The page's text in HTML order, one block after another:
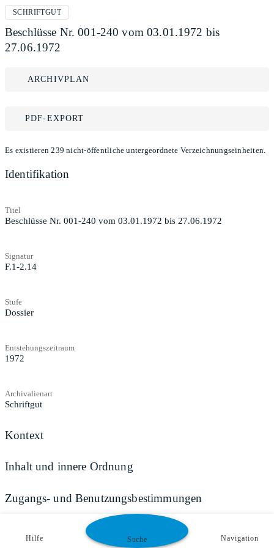
SCHRIFTGUT
Beschlüsse Nr. 001-240 vom 03.01.1972 bis
27.06.1972
ARCHIVPLAN
PDF-EXPORT
Es existieren 239 nicht-öffentliche untergeordnete Verzeichnungseinheiten.
Identifikation
Titel
Beschlüsse Nr. 001-240 vom 03.01.1972 bis 27.06.1972
Signatur
F.1-2.14
Stufe
Dossier
Entstehungszeitraum
1972
Archivalienart
Schriftgut
Kontext
Inhalt und innere Ordnung
Zugangs- und Benutzungsbestimmungen
Hilfe Suche Navigation